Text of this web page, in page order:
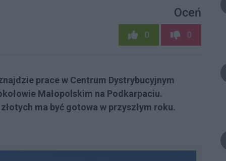
Oceń
0 0
prace w Centrum Dystrybucyjnym
Małopolskim na Podkarpaciu.
ma być gotowa w przyszłym roku.